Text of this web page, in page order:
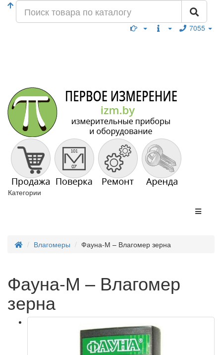
7055
Категории
Влагомеры Фауна-М – Влагомер зерна
Фауна-М – Влагомер
зерна